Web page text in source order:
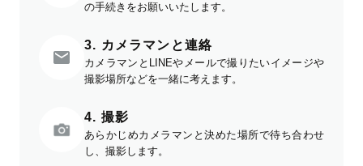
の手続きをお願いいたします。
3. カメラマンと連絡
カメラマンとLINEやメールで撮りたいイメージや
撮影場所などを一緒に考えます。
4. 撮影
あらかじめカメラマンと決めた場所で待ち合わせ
し、撮影します。